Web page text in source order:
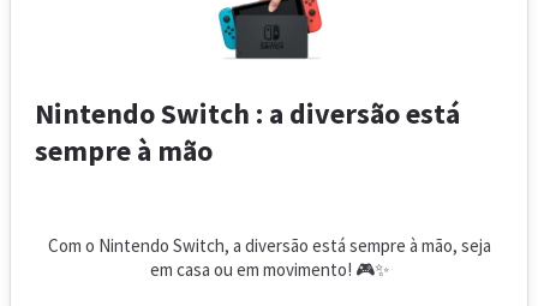
Nintendo Switch : a diversão está
sempre à mão
Com o Nintendo Switch, a diversão está sempre à mão, seja
em casa ou em movimento! 🎮✨